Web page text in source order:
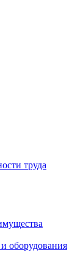
труда
оборудования